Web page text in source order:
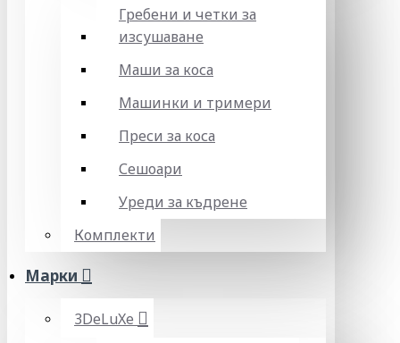
Гребени и четки за
изсушаване
Маши за коса
Машинки и тримери
Преси за коса
Сешоари
Уреди за къдрене
Комплекти
Марки
3DeLuXe